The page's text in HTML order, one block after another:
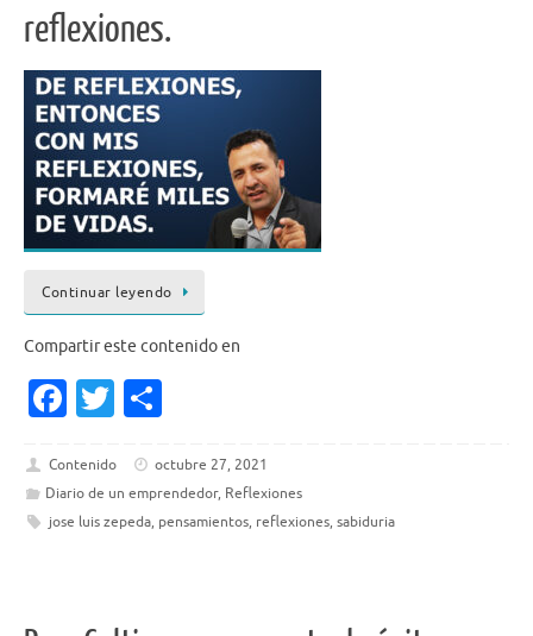
reflexiones.
Continuar leyendo
Compartir este contenido en
Fa
e
b
k
T
it
te
ar
e
Contenido
octubre 27, 2021
Diario de un emprendedor, Reflexiones
jose luis zepeda, pensamientos, reflexiones, sabiduria